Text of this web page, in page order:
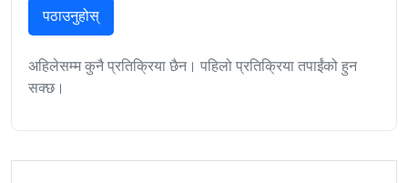
पठाउनुहोस्
अहिलेसम्म कुनै प्रतिक्रिया छैन। पहिलो प्रतिक्रिया तपाईंको हुन
सक्छ।